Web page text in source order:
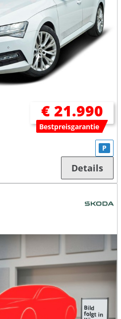
€ 21.990
Bestpreisgarantie
P
Details